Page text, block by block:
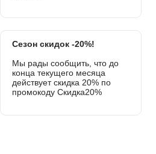
Сезон скидок -20%!
Мы рады сообщить, что до
конца текущего месяца
действует скидка 20% по
промокоду Скидка20%